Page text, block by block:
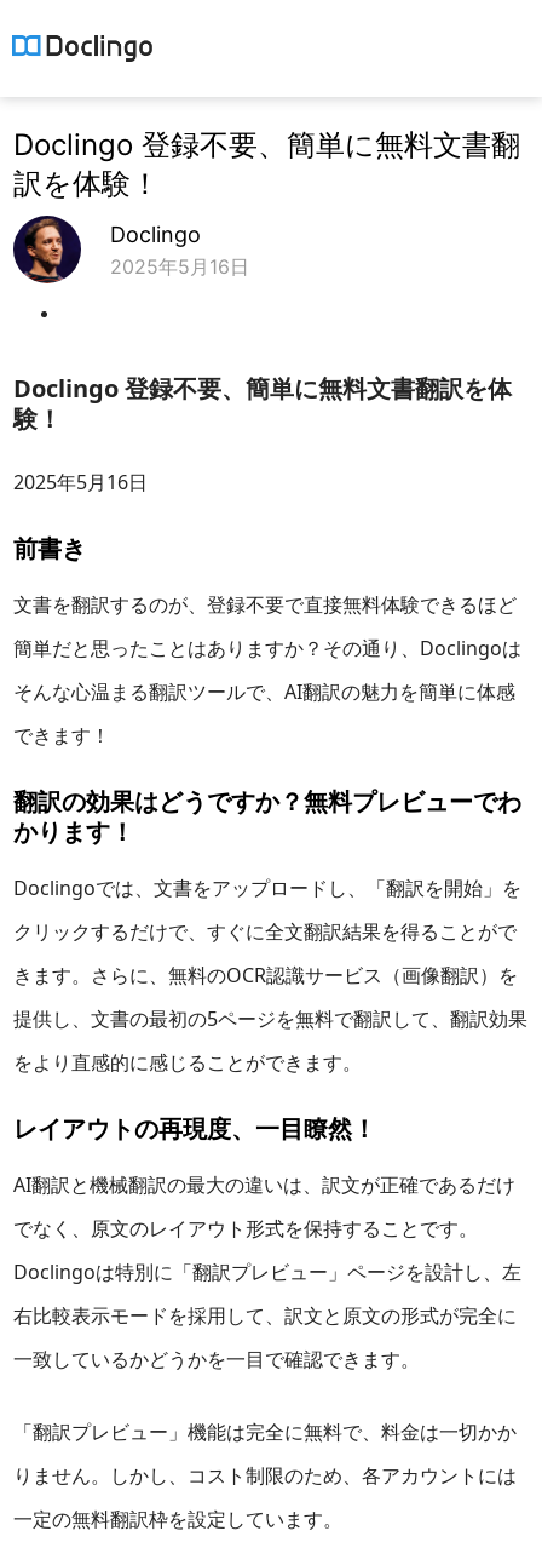
Doclingo 登録不要、簡単に無料文書翻
訳を体験！
Doclingo
2025年5月16日
Doclingo 登録不要、簡単に無料文書翻訳を体
験！
2025年5月16日
前書き
文書を翻訳するのが、登録不要で直接無料体験できるほど
簡単だと思ったことはありますか？その通り、Doclingoは
そんな心温まる翻訳ツールで、AI翻訳の魅力を簡単に体感
できます！
翻訳の効果はどうですか？無料プレビューでわ
かります！
Doclingoでは、文書をアップロードし、「翻訳を開始」を
クリックするだけで、すぐに全文翻訳結果を得ることがで
きます。さらに、無料のOCR認識サービス（画像翻訳）を
提供し、文書の最初の5ページを無料で翻訳して、翻訳効果
をより直感的に感じることができます。
レイアウトの再現度、一目瞭然！
AI翻訳と機械翻訳の最大の違いは、訳文が正確であるだけ
でなく、原文のレイアウト形式を保持することです。
Doclingoは特別に「翻訳プレビュー」ページを設計し、左
右比較表示モードを採用して、訳文と原文の形式が完全に
一致しているかどうかを一目で確認できます。
「翻訳プレビュー」機能は完全に無料で、料金は一切かか
りません。しかし、コスト制限のため、各アカウントには
一定の無料翻訳枠を設定しています。